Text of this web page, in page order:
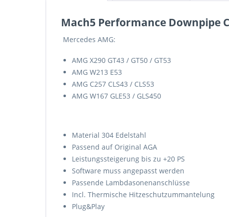
Mach5 Performance Downpipe
Mercedes AMG:
AMG X290 GT43 / GT50 / GT53
AMG W213 E53
AMG C257 CLS43 / CLS53
AMG W167 GLE53 / GLS450
Material 304 Edelstahl
Passend auf Original AGA
Leistungssteigerung bis zu +20 PS
Software muss angepasst werden
Passende Lambdasonenanschlüsse
Incl. Thermische Hitzeschutzummantelung
Plug&Play